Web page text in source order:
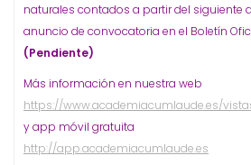
naturales contados a partir del siguiente
anuncio de convocatoria en el Boletín
(Pendiente)
Más información en nuestra web
https://www.academiacumlaude.es/
y app móvil gratuita
http://app.academiacumlaude.es